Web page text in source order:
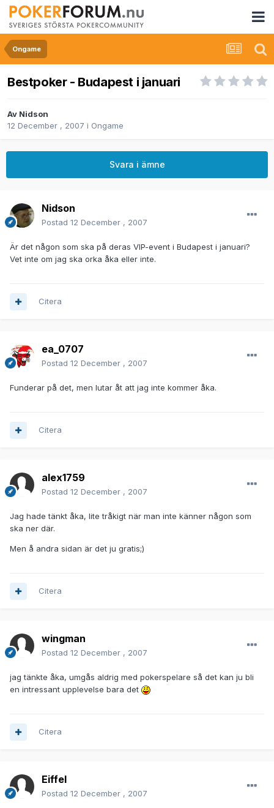
Ongame
Bestpoker - Budapest i januari
Av Nidson
12 December , 2007 i Ongame
Svara i ämne
Nidson
Postad 12 December , 2007
Är det någon som ska på deras VIP-event i Budapest i januari?
Vet inte om jag ska orka åka eller inte.
Citera
ea_0707
Postad 12 December , 2007
Funderar på det, men lutar åt att jag inte kommer åka.
Citera
alex1759
Postad 12 December , 2007
Jag hade tänkt åka, lite tråkigt när man inte känner någon som
ska ner där.
Men å andra sidan är det ju gratis;)
Citera
wingman
Postad 12 December , 2007
jag tänkte åka, umgås aldrig med pokerspelare så det kan ju bli
en intressant upplevelse bara det
Citera
Eiffel
Postad 12 December , 2007